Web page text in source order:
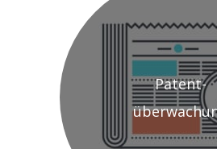
Patent-